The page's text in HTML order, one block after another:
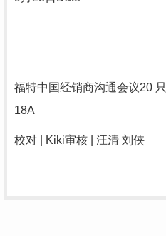
福特中国经销商沟通会议20 只
18A
校对 | Kiki审核 汪清 刘侠